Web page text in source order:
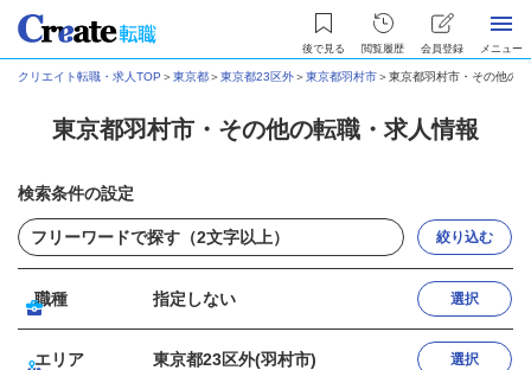
後で見る 閲覧履歴 会員登録 メニュー
クリエイト転職・求人TOP ＞東京都＞東京都23区外＞東京都羽村市＞東京都羽村市・その他の
東京都羽村市・その他の転職・求人情報
検索条件の設定
絞り込む
職種 指定しない 選択
エリア 東京都23区外(羽村市) 選択